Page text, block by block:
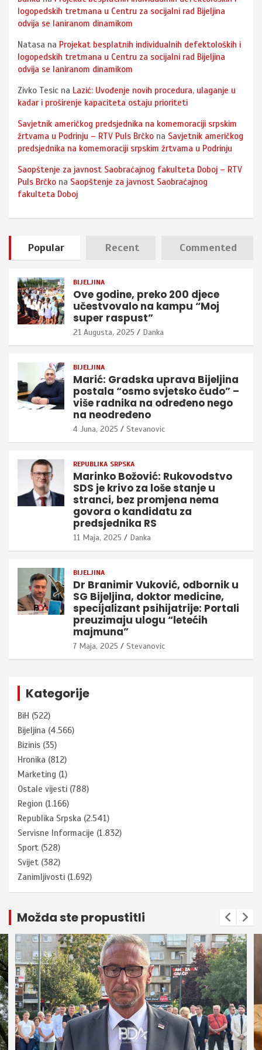
logopedskih tretmana u Centru za socijalni rad Bijeljina
odvija se laniranom dinamikom
Natasa na Projekat besplatnih individualnih defektoloških i
logopedskih tretmana u Centru za socijalni rad Bijeljina
odvija se laniranom dinamikom
Zivko Tesic na Lazić: Uvođenje novih procedura, ulaganje u
kadar i proširenje kapaciteta ostaju prioriteti
Savjetnik američkog predsjednika na komemoraciji srpskim
žrtvama u Podrinju – RTV Puls Brčko na Savjetnik američkog
predsjednika na komemoraciji srpskim žrtvama u Podrinju
Saopštenje za javnost Saobraćajnog fakulteta Doboj – RTV
Puls Brčko na Saopštenje za javnost Saobraćajnog
fakulteta Doboj
Popular Recent Commented
BIJELJINA
Ove godine, preko 200 djece
učestvovalo na kampu “Moj
super raspust”
21 Augusta, 2025 Danka
BIJELJINA
Marić: Gradska uprava Bijeljina
postala “osmo svjetsko čudo” –
više radnika na određeno nego
na neodređeno
4 Juna, 2025 Stevanovic
REPUBLIKA SRPSKA
Marinko Božović: Rukovodstvo
SDS je krivo za loše stanje u
stranci, bez promjena nema
govora o kandidatu za
predsjednika RS
11 Maja, 2025 Danka
BIJELJINA
Dr Branimir Vuković, odbornik u
SG Bijeljina, doktor medicine,
specijalizant psihijatrije: Portali
preuzimaju ulogu “letećih
majmuna”
7 Maja, 2025 Stevanovic
Kategorije
BiH (522)
Bijeljina (4.566)
Bizinis (35)
Hronika (812)
Marketing (1)
Ostale vijesti (788)
Region (1.166)
Republika Srpska (2.541)
Servisne Informacije (1.832)
Sport (528)
Svijet (382)
Zanimljivosti (1.692)
Možda ste propustitli